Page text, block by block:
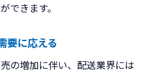
できます。
要に応える
の増加に伴い、配送業界には